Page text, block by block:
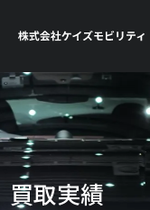
買取実績